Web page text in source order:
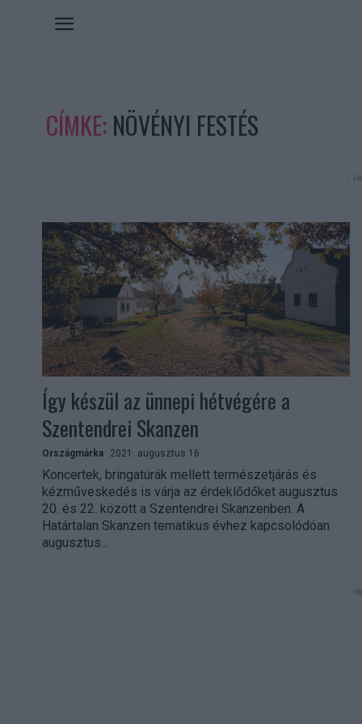
CÍMKE: NÖVÉNYI FESTÉS
-
Így készül az ünnepi hétvégére a
Szentendrei Skanzen
Országmárka 2021. augusztus 16.
Koncertek, bringatúrák mellett természetjárás és
kézműveskedés is várja az érdeklődőket augusztus
20. és 22. között a Szentendrei Skanzenben. A
Határtalan Skanzen tematikus évhez kapcsolódóan
augusztus...
-